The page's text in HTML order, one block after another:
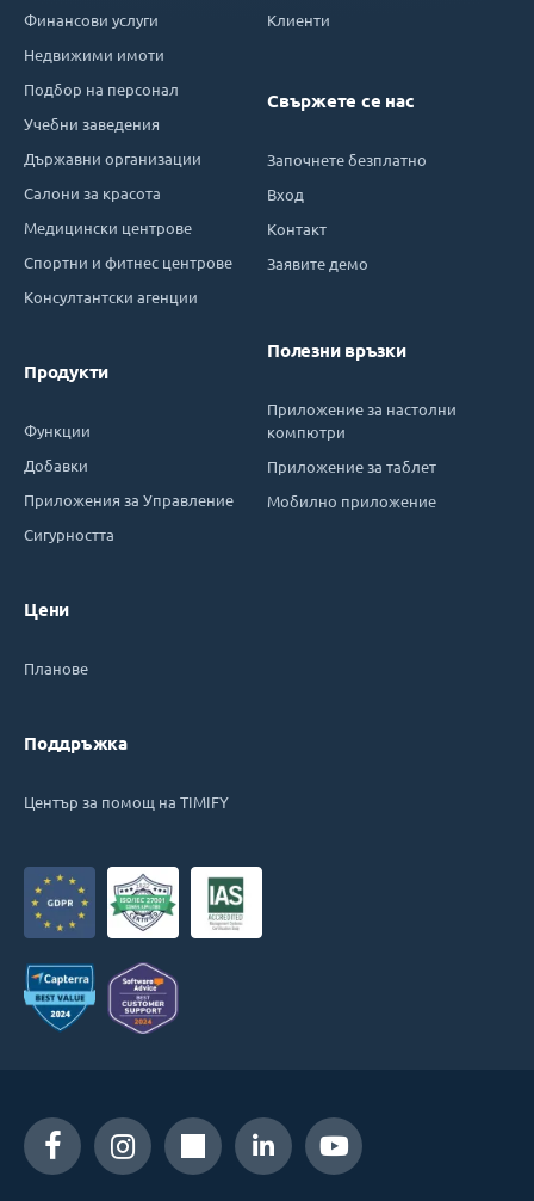
Финансови услуги
Недвижими имоти
Подбор на персонал
Учебни заведения
Държавни организации
Салони за красота
Медицински центрове
Спортни и фитнес центрове
Консултантски агенции
Продукти
Функции
Добавки
Приложения за Управление
Сигурността
Цени
Планове
Поддръжка
Център за помощ на TIMIFY
Клиенти
Свържете се нас
Започнете безплатно
Вход
Контакт
Заявите демо
Полезни връзки
Приложение за настолни
компютри
Приложение за таблет
Мобилно приложение